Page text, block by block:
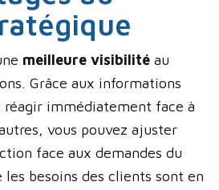
meilleure visibilité au
Grâce aux informations
réagir immédiatement face à
vous pouvez ajuster
face aux demandes du
besoins des clients sont en